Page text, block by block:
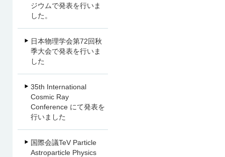
ジウムで発表を行いま
した。
日本物理学会第72回秋
季大会で発表を行いま
した
35th International
Cosmic Ray
Conference にて発表を
行いました
国際会議TeV Particle
Astroparticle Physics